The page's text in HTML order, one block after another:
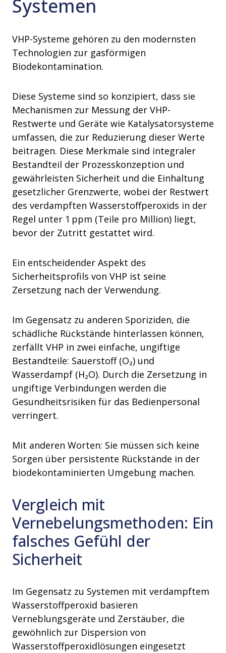
Systemen
VHP-Systeme gehören zu den modernsten
Technologien zur gasförmigen
Biodekontamination.
Diese Systeme sind so konzipiert, dass sie
Mechanismen zur Messung der VHP-
Restwerte und Geräte wie Katalysatorsysteme
umfassen, die zur Reduzierung dieser Werte
beitragen. Diese Merkmale sind integraler
Bestandteil der Prozesskonzeption und
gewährleisten Sicherheit und die Einhaltung
gesetzlicher Grenzwerte, wobei der Restwert
des verdampften Wasserstoffperoxids in der
Regel unter 1 ppm (Teile pro Million) liegt,
bevor der Zutritt gestattet wird.
Ein entscheidender Aspekt des
Sicherheitsprofils von VHP ist seine
Zersetzung nach der Verwendung.
Im Gegensatz zu anderen Sporiziden, die
schädliche Rückstände hinterlassen können,
zerfällt VHP in zwei einfache, ungiftige
Bestandteile: Sauerstoff (O₂) und
Wasserdampf (H₂O). Durch die Zersetzung in
ungiftige Verbindungen werden die
Gesundheitsrisiken für das Bedienpersonal
verringert.
Mit anderen Worten: Sie müssen sich keine
Sorgen über persistente Rückstände in der
biodekontaminierten Umgebung machen.
Vergleich mit
Vernebelungsmethoden: Ein
falsches Gefühl der
Sicherheit
Im Gegensatz zu Systemen mit verdampftem
Wasserstoffperoxid basieren
Verneblungsgeräte und Zerstäuber, die
gewöhnlich zur Dispersion von
Wasserstoffperoxidlösungen eingesetzt